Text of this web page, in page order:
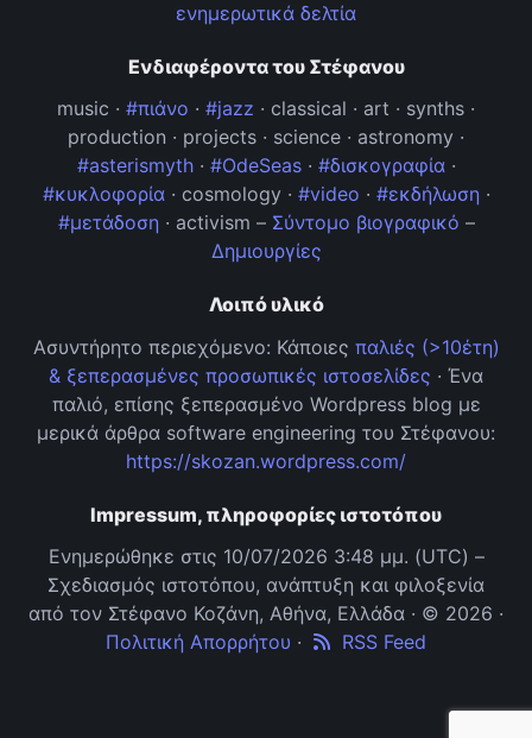
ενημερωτικά δελτία
Ενδιαφέροντα του Στέφανου
music · #πιάνο · #jazz · classical · art · synths ·
production · projects · science · astronomy ·
#asterismyth· #OdeSeas· #δισκογραφία·
#κυκλοφορία· cosmology · #video · #εκδήλωση·
#μετάδοση· activism – Σύντομο βιογραφικό –
Δημιουργίες
Λοιπό υλικό
Ασυντήρητο περιεχόμενο: Κάποιες παλιές (>10έτη)
& ξεπερασμένες προσωπικές ιστοσελίδες · Ένα
παλιό, επίσης ξεπερασμένο Wordpress blog με
μερικά άρθρα software engineering του Στέφανου:
https://skozan.wordpress.com/
Impressum, πληροφορίες ιστοτόπου
Ενημερώθηκε στις 10/07/2026 3:48 μμ. (UTC) –
Σχεδιασμός ιστοτόπου, ανάπτυξη και φιλοξενία
από τον Στέφανο Κοζάνη, Αθήνα, Ελλάδα · © 2026 ·
Πολιτική Απορρήτου · RSS Feed